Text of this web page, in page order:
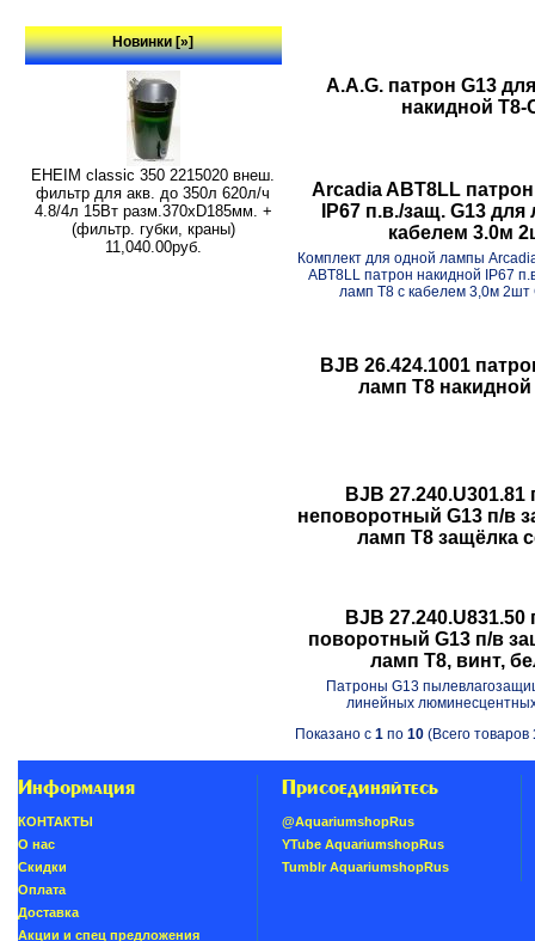
Новинки [»]
EHEIM classic 350 2215020 внеш.
фильтр для акв. до 350л 620л/ч
4.8/4л 15Вт разм.370хD185мм. +
(фильтр. губки, краны)
11,040.00руб.
A.A.G. патрон G13
накидной T8-
Arcadia ABT8LL
IP67 п.в./защ. G13 для
кабелем 3.0м
Комплект для одной лампы
ABT8LL патрон накидной IP67
ламп T8 с кабелем 3,0м 2шт
BJB 26.424.1001
ламп T8 накидной
BJB 27.240.U301.81
неповоротный G13 п/в
ламп T8 защёлка
BJB 27.240.U831.50
поворотный G13 п/в
ламп T8, винт,
Патроны G13
линейных
Показано с 1по 10(Всего товаров
Информация
КОНТАКТЫ
О нас
Скидки
Oплатa
Доставка
Акции и спец предложения
Присоединяйтесь
@AquariumshopRus
YTube AquariumshopRus
Tumblr AquariumshopRus